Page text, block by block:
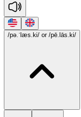
/pə.ˈlæs.ki/ or /pē.lās.ki/